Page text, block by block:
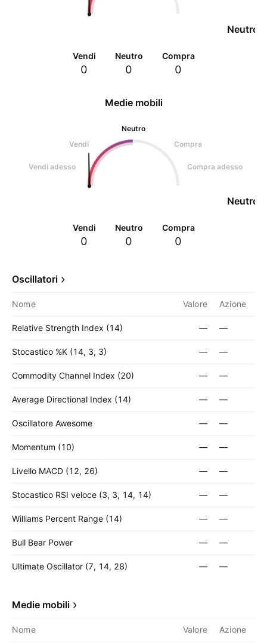
Neutro
Vendi
0
Neutro
0
Compra
0
Medie mobili
Neutro
Vendi
Compra
Vendi adesso Compra adesso
Neutro
Vendi
0
Neutro
0
Compra
0
Oscillatori
Nome Valore Azione
Relative Strength Index (14) — —
Stocastico %K (14, 3, 3) — —
Commodity Channel Index (20) — —
Average Directional Index (14) — —
Oscillatore Awesome — —
Momentum (10) — —
Livello MACD (12, 26) — —
Stocastico RSI veloce (3, 3, 14, 14) — —
Williams Percent Range (14) — —
Bull Bear Power — —
Ultimate Oscillator (7, 14, 28) — —
Medie mobili
Nome Valore Azione